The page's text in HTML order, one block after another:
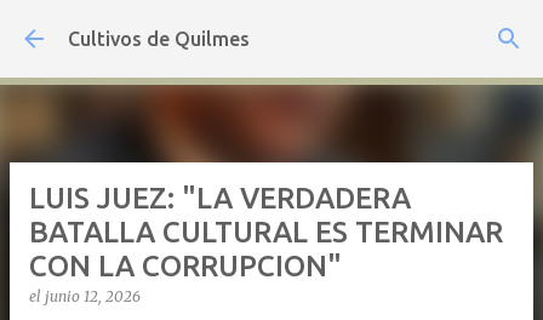
Ir al contenido principal
Cultivos de Quilmes
LUIS JUEZ: "LA VERDADERA
BATALLA CULTURAL ES TERMINAR
CON LA CORRUPCION"
el junio 12, 2026